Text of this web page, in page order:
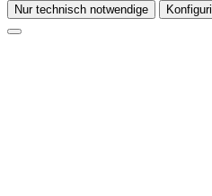
Nur technisch notwendige